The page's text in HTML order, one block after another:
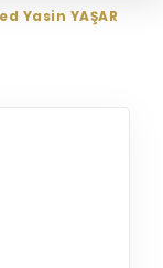
Yasin YAŞAR